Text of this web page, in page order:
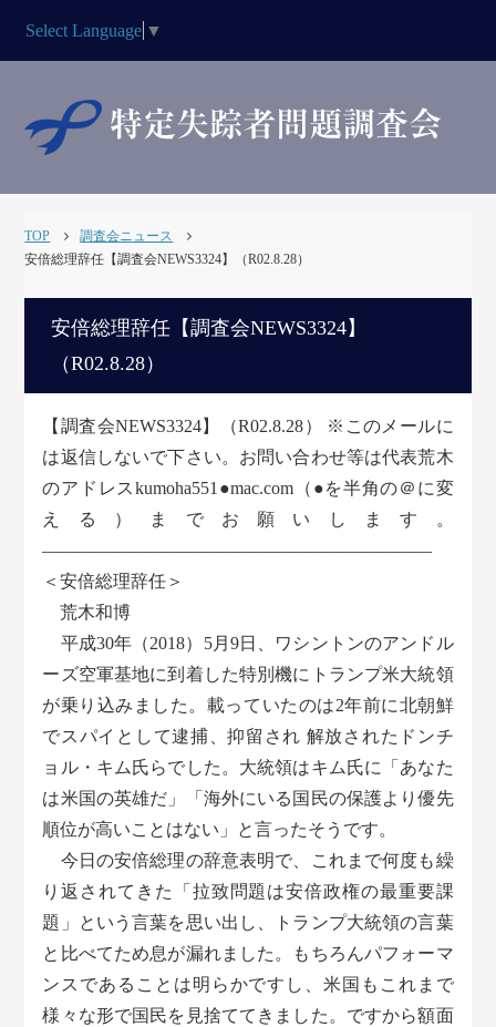
Select Language ▼
TOP
調査会ニュース
安倍総理辞任【調査会NEWS3324】（R02.8.28）
安倍総理辞任【調査会NEWS3324】
（R02.8.28）
【調査会NEWS3324】（R02.8.28） ※このメールに
は返信しないで下さい。お問い合わせ等は代表荒木
のアドレスkumoha551●mac.com（●を半角の＠に変
える）までお願いします。
――――――――――――――――――――――
＜安倍総理辞任＞
荒木和博
平成30年（2018）5月9日、ワシントンのアンドル
ーズ空軍基地に到着した特別機にトランプ米大統領
が乗り込みました。載っていたのは2年前に北朝鮮
でスパイとして逮捕、抑留され 解放されたドンチ
ョル・キム氏らでした。大統領はキム氏に「あなた
は米国の英雄だ」「海外にいる国民の保護より優先
順位が高いことはない」と言ったそうです。
今日の安倍総理の辞意表明で、これまで何度も繰
り返されてきた「拉致問題は安倍政権の最重要課
題」という言葉を思い出し、トランプ大統領の言葉
と比べてため息が漏れました。もちろんパフォーマ
ンスであることは明らかですし、米国もこれまで
様々な形で国民を見捨ててきました。ですから額面